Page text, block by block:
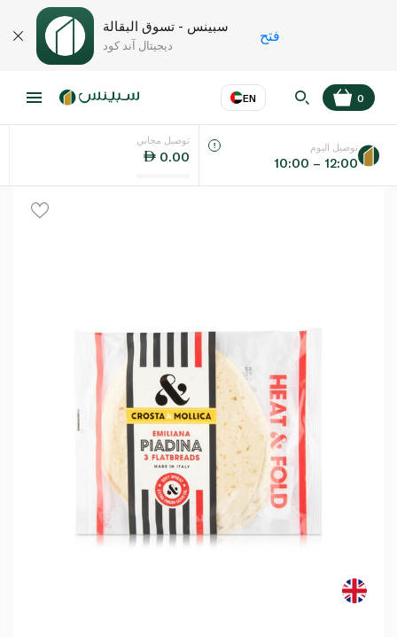
سبينس - تسوق البقالة
ديجيتال آند كود
فتح
EN
اللغة عر
0
توصيل مجاني
0.00
توصيل اليوم
10:00 – 12:00